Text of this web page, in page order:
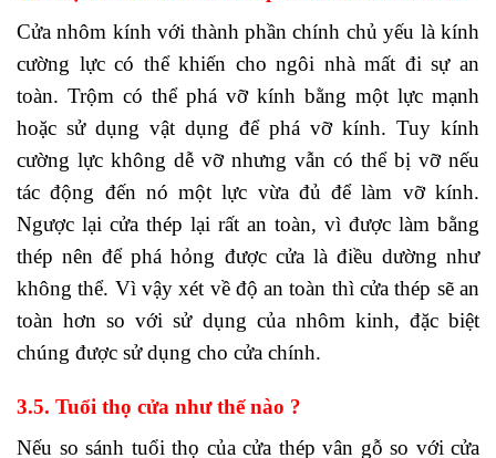
Cửa nhôm kính với thành phần chính chủ yếu là kính
cường lực có thể khiến cho ngôi nhà mất đi sự an
toàn. Trộm có thể phá vỡ kính bằng một lực mạnh
hoặc sử dụng vật dụng để phá vỡ kính. Tuy kính
cường lực không dễ vỡ nhưng vẫn có thể bị vỡ nếu
tác động đến nó một lực vừa đủ để làm vỡ kính.
Ngược lại cửa thép lại rất an toàn, vì được làm bằng
thép nên để phá hỏng được cửa là điều dường như
không thể. Vì vậy xét về độ an toàn thì cửa thép sẽ an
toàn hơn so với sử dụng của nhôm kinh, đặc biệt
chúng được sử dụng cho cửa chính.
3.5. Tuổi thọ cửa như thế nào ?
Nếu so sánh tuổi thọ của cửa thép vân gỗ so với cửa